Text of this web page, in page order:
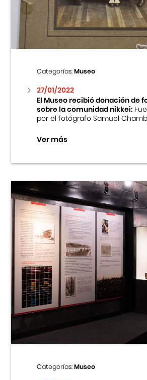
Centro Cultural Peruano
Museo de la Inmigración
Fondo Editorial
Teatro Peruano Japonés
Categorías:Museo
27/01/2022
El Museo recibió donación de
sobre la comunidad nikkei:
por el fotógrafo Samuel
Ver más
Categorías:Museo